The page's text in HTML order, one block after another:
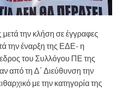
την κλήση σε έγγραφες
την έναρξη της ΕΔΕ- η
του Συλλόγου ΠΕ της
από τη Δ΄ Διεύθυνση την
με την κατηγορία της